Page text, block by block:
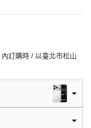
內訂購時 / 以臺北市松山